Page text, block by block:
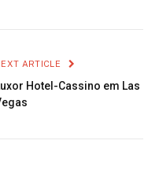
ARTICLE
Hotel-Cassino em Las